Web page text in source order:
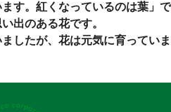
す。紅くなっているのは葉」で
出のある花です。
したが、花は元気に育っていま